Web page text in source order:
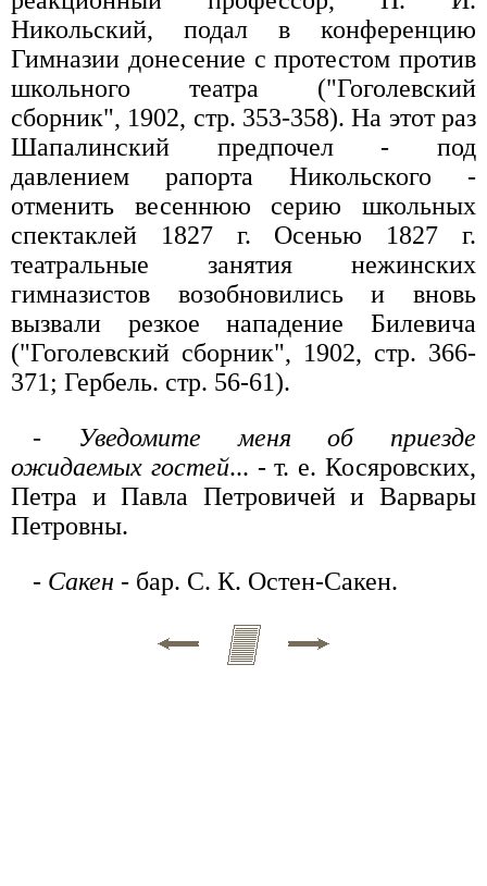
Никольский, подал в конференцию
Гимназии донесение с протестом против
школьного театра ("Гоголевский
сборник", 1902, стр. 353-358). На этот раз
Шапалинский предпочел - под
давлением рапорта Никольского -
отменить весеннюю серию школьных
спектаклей 1827 г. Осенью 1827 г.
театральные занятия нежинских
гимназистов возобновились и вновь
вызвали резкое нападение Билевича
("Гоголевский сборник", 1902, стр. 366-
371; Гербель. стр. 56-61).
- Уведомите меня об приезде
ожидаемых гостей... - т. е. Косяровских,
Петра и Павла Петровичей и Варвары
Петровны.
- Сакен - бар. С. К. Остен-Сакен.